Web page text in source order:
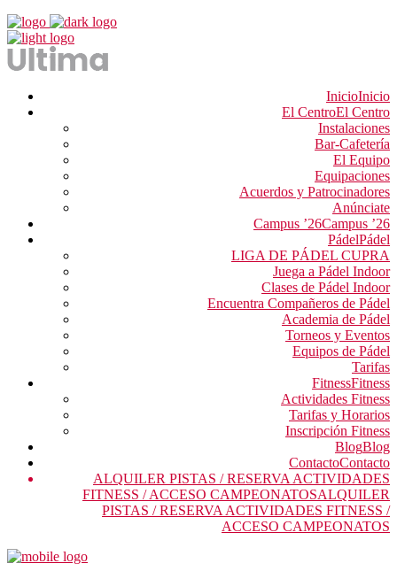
InicioInicio
El CentroEl Centro
Instalaciones
Bar-Cafetería
El Equipo
Equipaciones
Acuerdos y Patrocinadores
Anúnciate
Campus ’26Campus ’26
PádelPádel
LIGA DE PÁDEL CUPRA
Juega a Pádel Indoor
Clases de Pádel Indoor
Encuentra Compañeros de Pádel
Academia de Pádel
Torneos y Eventos
Equipos de Pádel
Tarifas
FitnessFitness
Actividades Fitness
Tarifas y Horarios
Inscripción Fitness
BlogBlog
ContactoContacto
ALQUILER PISTAS / RESERVA ACTIVIDADES
FITNESS / ACCESO CAMPEONATOSALQUILER
PISTAS / RESERVA ACTIVIDADES FITNESS /
ACCESO CAMPEONATOS